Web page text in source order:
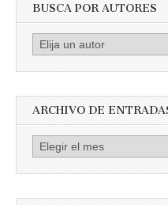
BUSCA POR AUTORES
Busca
ARCHIVO DE
Archivo